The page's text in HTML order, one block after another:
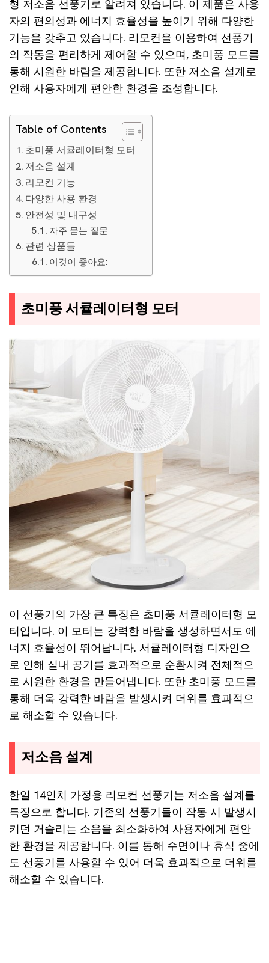
형 저소음 선풍기로 알려져 있습니다. 이 제품은 사용
자의 편의성과 에너지 효율성을 높이기 위해 다양한
기능을 갖추고 있습니다. 리모컨을 이용하여 선풍기
의 작동을 편리하게 제어할 수 있으며, 초미풍 모드를
통해 시원한 바람을 제공합니다. 또한 저소음 설계로
인해 사용자에게 편안한 환경을 조성합니다.
Table of Contents
초미풍 서큘레이터형 모터
저소음 설계
리모컨 기능
다양한 사용 환경
안전성 및 내구성
자주 묻는 질문
관련 상품들
이것이 좋아요:
초미풍 서큘레이터형 모터
이 선풍기의 가장 큰 특징은 초미풍 서큘레이터형 모
터입니다. 이 모터는 강력한 바람을 생성하면서도 에
너지 효율성이 뛰어납니다. 서큘레이터형 디자인으
로 인해 실내 공기를 효과적으로 순환시켜 전체적으
로 시원한 환경을 만들어냅니다. 또한 초미풍 모드를
통해 더욱 강력한 바람을 발생시켜 더위를 효과적으
로 해소할 수 있습니다.
저소음 설계
한일 14인치 가정용 리모컨 선풍기는 저소음 설계를
특징으로 합니다. 기존의 선풍기들이 작동 시 발생시
키던 거슬리는 소음을 최소화하여 사용자에게 편안
한 환경을 제공합니다. 이를 통해 수면이나 휴식 중에
도 선풍기를 사용할 수 있어 더욱 효과적으로 더위를
해소할 수 있습니다.